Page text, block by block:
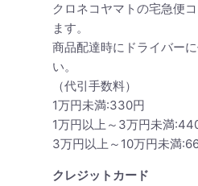
クロネコヤマトの宅急便
ます。
商品配達時にドライバー
い。
（代引手数料）
1万円未満:330円
1万円以上～3万円未満
3万円以上～10万円未満
クレジットカード